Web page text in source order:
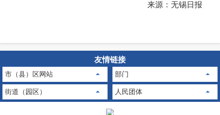
来源：无锡日报
友情链接
市（县）区网站 部门
街道（园区） 人民团体